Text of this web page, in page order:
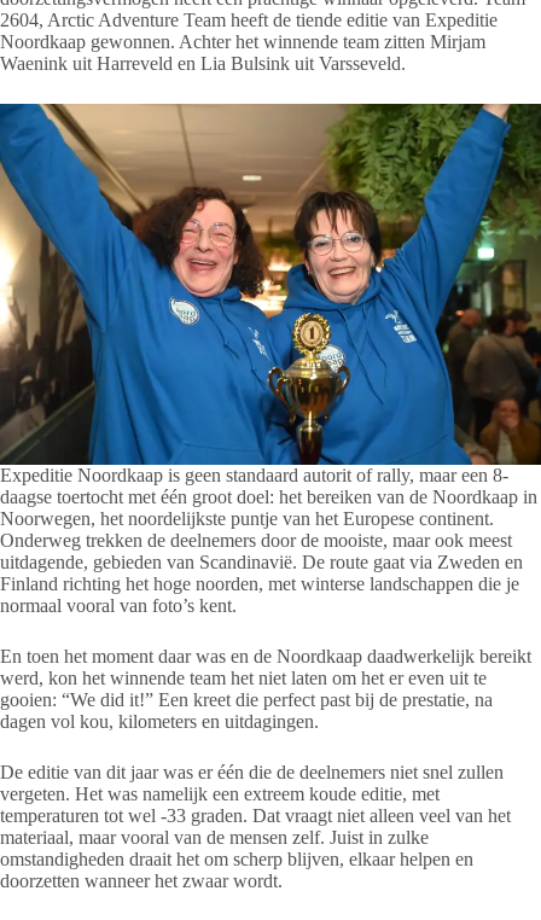
2604, Arctic Adventure Team heeft de tiende editie van Expeditie
Noordkaap gewonnen. Achter het winnende team zitten Mirjam
Waenink uit Harreveld en Lia Bulsink uit Varsseveld.
Expeditie Noordkaap is geen standaard autorit of rally, maar een 8-
daagse toertocht met één groot doel: het bereiken van de Noordkaap in
Noorwegen, het noordelijkste puntje van het Europese continent.
Onderweg trekken de deelnemers door de mooiste, maar ook meest
uitdagende, gebieden van Scandinavië. De route gaat via Zweden en
Finland richting het hoge noorden, met winterse landschappen die je
normaal vooral van foto’s kent.
En toen het moment daar was en de Noordkaap daadwerkelijk bereikt
werd, kon het winnende team het niet laten om het er even uit te
gooien: “We did it!” Een kreet die perfect past bij de prestatie, na
dagen vol kou, kilometers en uitdagingen.
De editie van dit jaar was er één die de deelnemers niet snel zullen
vergeten. Het was namelijk een extreem koude editie, met
temperaturen tot wel -33 graden. Dat vraagt niet alleen veel van het
materiaal, maar vooral van de mensen zelf. Juist in zulke
omstandigheden draait het om scherp blijven, elkaar helpen en
doorzetten wanneer het zwaar wordt.